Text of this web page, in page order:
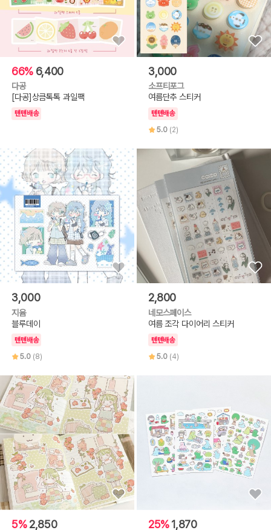
66% 6,400
다공
[다공]상큼톡톡 과일팩
텐텐배송
3,000
소프티포그
여름단추 스티커
텐텐배송
5.0 (2)
3,000
지윰
블루데이
텐텐배송
5.0 (8)
2,800
네모스페이스
여름 조각 다이어리 스티커
텐텐배송
5.0 (4)
5% 2,850 25%1,870